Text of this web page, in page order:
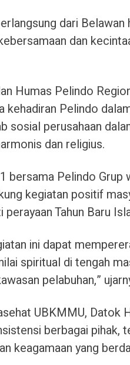
dari
dan
Humas Pelindo
kehadiran Pelindo
sosial perusahaan
dan religius.
bersama Pelindo Grup
kegiatan positif
Tahun Baru
ini dapat
spiritual di tengah
pelabuhan,”
UBKMMU, Datok
berbagai pihak,
keagamaan yang